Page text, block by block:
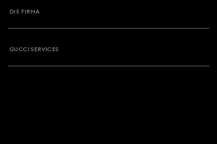
DIE FIRMA
GUCCI SERVICES